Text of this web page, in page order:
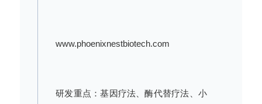
www.phoenixnestbiotech.com
研发重点：基因疗法、酶代替疗法、小